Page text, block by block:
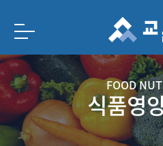
FOOD
식품영